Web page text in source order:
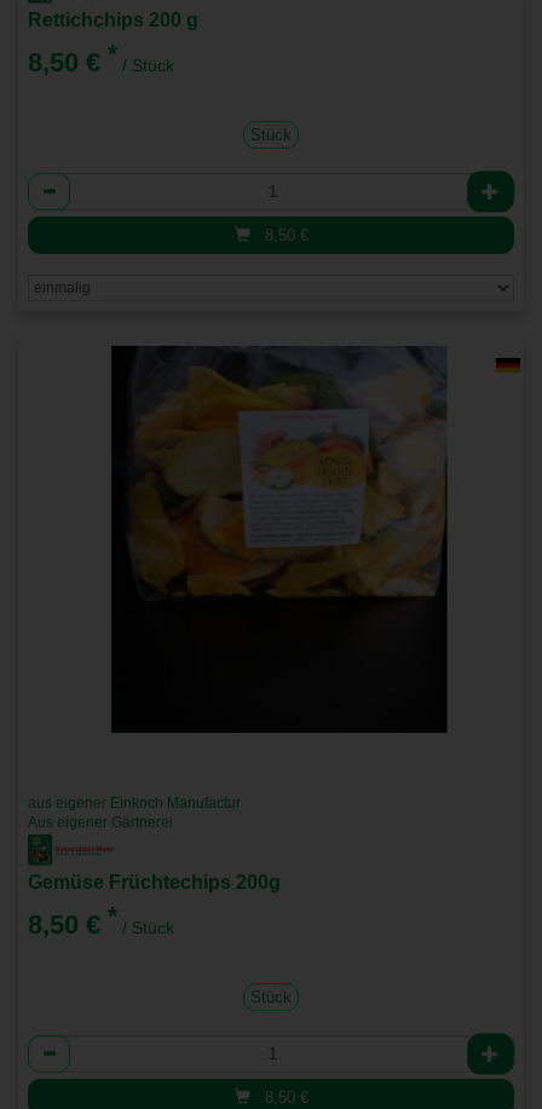
Rettichchips 200 g
8,50 € * / Stück
Stück
Anzahl
8,50 €
aus eigener Einkoch Manufactur
Aus eigener Gärtnerei
Gemüse Früchtechips 200g
8,50 € * / Stück
Stück
Anzahl
8,50 €